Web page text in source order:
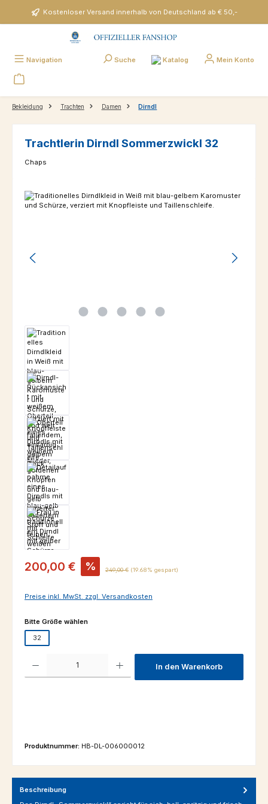
Zum Hauptinhalt springenKostenloser Versand innerhalb von Deutschland ab € 50,-
Navigation Suche Katalog Mein Konto
Bekleidung Trachten Damen Dirndl
Trachtlerin Dirndl Sommerzwickl 32
Chaps
Bildergalerie überspringen
Verkaufspreis:
200,00 € % Regulärer Preis:
249,00 € (19.68% gespart)
Preise inkl. MwSt. zzgl. Versandkosten
Bitte Größe wählenauswählen
32
Produkt Anzahl: Gib den gewünschten Wert ein oder benutze die
In den Warenkorb
Produktnummer: HB-DL-006000012
Beschreibung